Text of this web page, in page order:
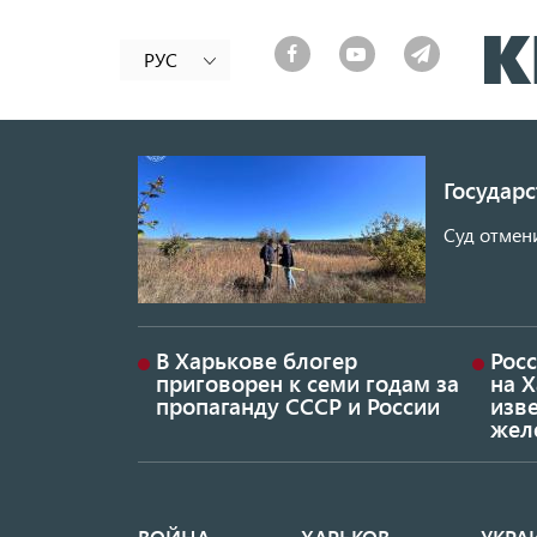
РУС
Суд
В Харькове блогер
приговорен к семи годам за
пропаганду СССР и России
на